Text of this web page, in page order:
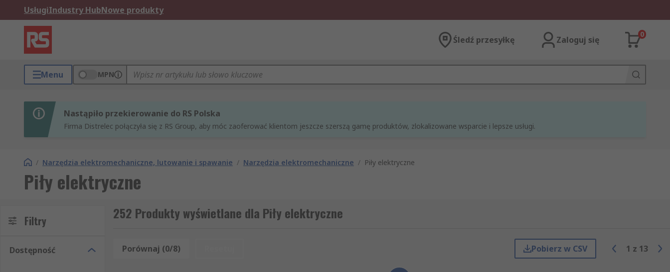
UsługiIndustry HubNowe produkty
Śledź przesyłkę Zaloguj się
0
Menu MPN
Nastąpiło przekierowanie do RS Polska
Firma Distrelec połączyła się z RS Group, aby móc zaoferować klientom jeszcze szerszą gamę produktów, zlokalizowane wsparcie i lepsze usługi.
/ Narzędzia elektromechaniczne, lutowanie i spawanie / Narzędzia elektromechaniczne / Piły elektryczne
Piły elektryczne
Filtry
Dostępność
252 Produkty wyświetlane dla Piły elektryczne
Porównaj (0/8) Pobierz w CSV 1 z 13